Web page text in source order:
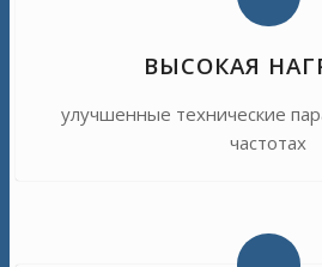
ВЫСОКАЯ
улучшенные технические
частотах